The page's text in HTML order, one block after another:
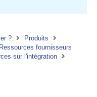
?
Produits
Ressources fournisseurs
sur l'intégration